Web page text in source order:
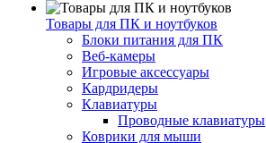
Товары для ПК и ноутбуков
Блоки питания для ПК
Веб-камеры
Игровые аксессуары
Кардридеры
Клавиатуры
Проводные клавиатуры
Коврики для мыши